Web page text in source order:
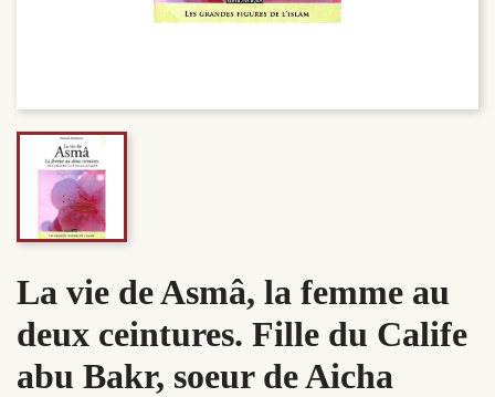
La vie de Asmâ, la femme au
deux ceintures. Fille du Calife
abu Bakr, soeur de Aicha